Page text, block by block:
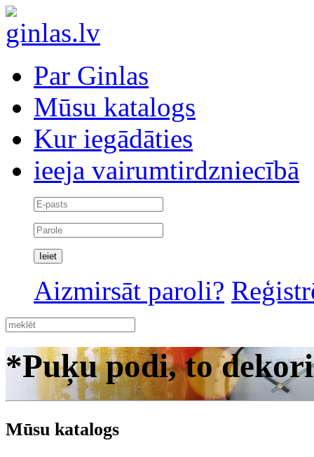
Par Ginlas
Mūsu katalogs
Kur iegādāties
ieeja vairumtirdzniecībā
Aizmirsāt paroli?
*Puķu podi, to dekori
Mūsu katalogs